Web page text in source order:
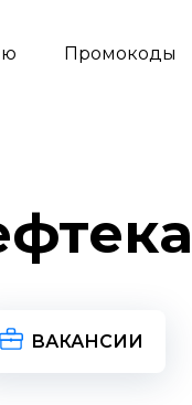
Промокоды
ВАКАНСИИ